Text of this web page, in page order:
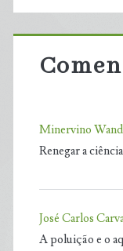
Minervino
Renegar a
José Carlos
A poluição e o